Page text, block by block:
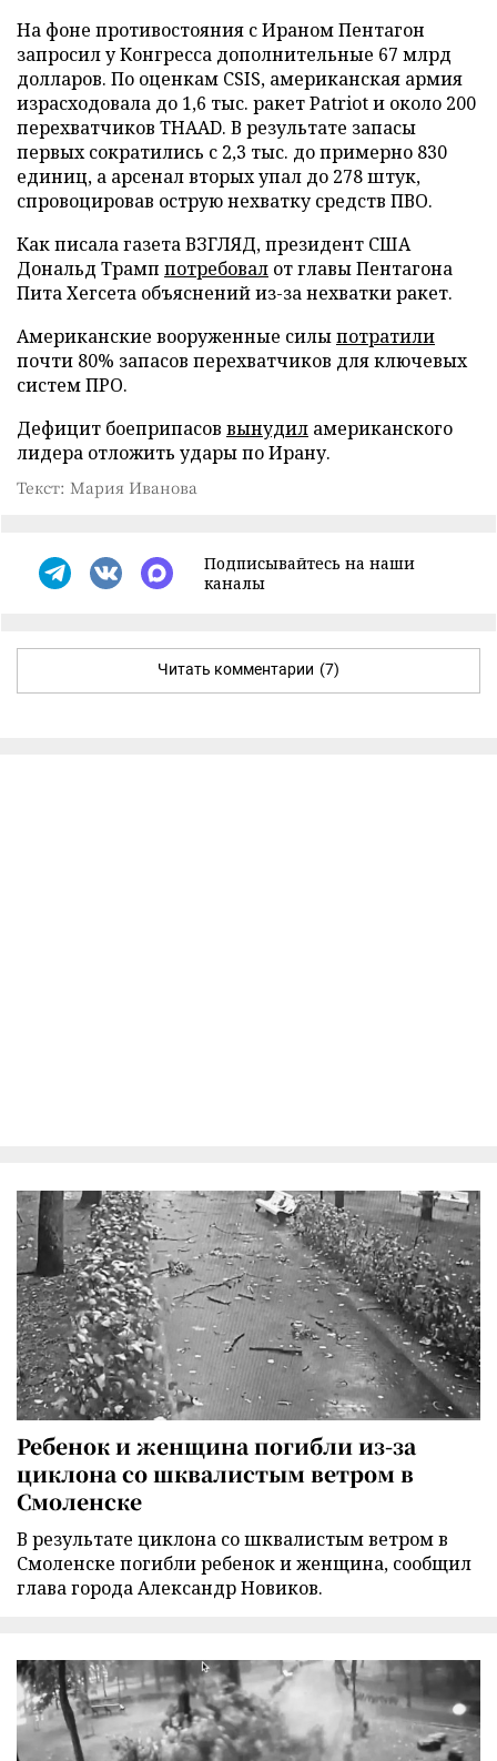
На фоне противостояния с Ираном Пентагон
запросил у Конгресса дополнительные 67 млрд
долларов. По оценкам CSIS, американская армия
израсходовала до 1,6 тыс. ракет Patriot и около 200
перехватчиков THAAD. В результате запасы
первых сократились с 2,3 тыс. до примерно 830
единиц, а арсенал вторых упал до 278 штук,
спровоцировав острую нехватку средств ПВО.
Как писала газета ВЗГЛЯД, президент США
Дональд Трамп потребовал от главы Пентагона
Пита Хегсета объяснений из-за нехватки ракет.
Американские вооруженные силыпотратили
почти 80% запасов перехватчиков для ключевых
систем ПРО.
Дефицит боеприпасов вынудил американского
лидера отложить удары по Ирану.
Текст: Мария Иванова
Подписывайтесь на наши
каналы
Читать комментарии (7)
Ребенок и женщина погибли из-за
циклона со шквалистым ветром в
Смоленске
В результате циклона со шквалистым ветром в
Смоленске погибли ребенок и женщина, сообщил
глава города Александр Новиков.